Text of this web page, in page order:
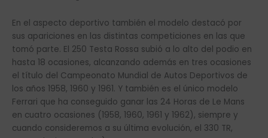
En el aspecto deportivo también el modelo destacó por
sus apariciones en las distintas competiciones en las que
tomó parte. El 250 Testa Rossa subió a lo alto del podio en
hasta 18 ocasiones, alcanzando además en tres ocasiones
el título del Campeonato Mundial de Autos Deportivos de
los años 1958, 1960 y 1961. Y también es el único modelo
Ferrari que ha conseguido ganar las 24 Horas de Le Mans
en cuatro ocasiones (1958, 1960, 1961 y 1962), siempre y
cuando consideremos a su última evolución, el 330 TR,